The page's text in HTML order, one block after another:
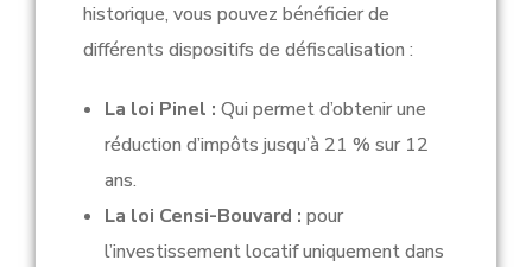
historique, vous pouvez bénéficier de
différents dispositifs de défiscalisation :
La loi Pinel : Qui permet d’obtenir une
réduction d’impôts jusqu’à 21 % sur 12
ans.
La loi Censi-Bouvard : pour
l’investissement locatif uniquement dans